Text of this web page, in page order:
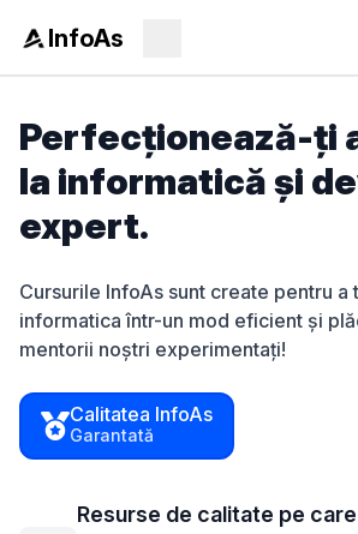
InfoAs
Perfecționează-ți
la informatică și
expert.
Cursurile InfoAs sunt create pentru a
informatica într-un mod eficient și
mentorii noștri experimentați!
Calitatea InfoAs
Garantată
Resurse de calitate pe